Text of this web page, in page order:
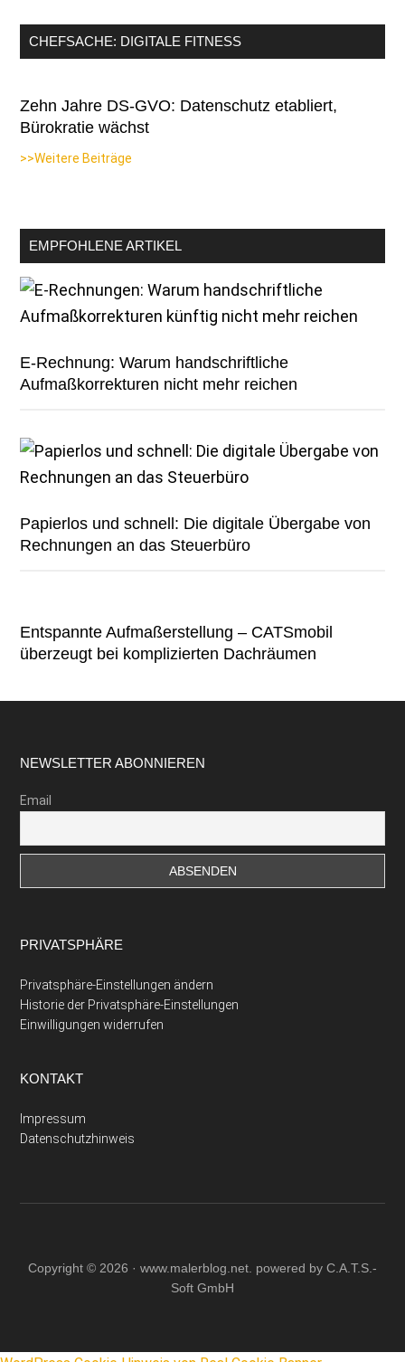
CHEFSACHE: DIGITALE FITNESS
Zehn Jahre DS-GVO: Datenschutz etabliert,
Bürokratie wächst
>>Weitere Beiträge
EMPFOHLENE ARTIKEL
E-Rechnung: Warum handschriftliche
Aufmaßkorrekturen nicht mehr reichen
Papierlos und schnell: Die digitale Übergabe von
Rechnungen an das Steuerbüro
Entspannte Aufmaßerstellung – CATSmobil
überzeugt bei komplizierten Dachräumen
Footer
NEWSLETTER ABONNIEREN
Email
PRIVATSPHÄRE
Privatsphäre-Einstellungen ändern
Historie der Privatsphäre-Einstellungen
Einwilligungen widerrufen
KONTAKT
Impressum
Datenschutzhinweis
Copyright © 2026 · www.malerblog.net. powered by C.A.T.S.-
Soft GmbH